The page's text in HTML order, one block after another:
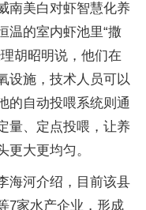
南美白对虾智慧化养
温的室内虾池里“撒
胡昭明说，他们在
设施，技术人员可以
的自动投喂系统则通
量、定点投喂，让养
大更均匀。
海河介绍，目前该县
7家水产企业，形成